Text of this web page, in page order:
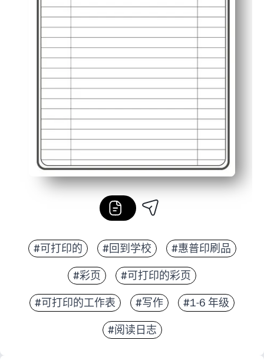
#可打印的 #回到学校 #惠普印刷品
#彩页 #可打印的彩页
#可打印的工作表 #写作 #1-6 年级
#阅读日志